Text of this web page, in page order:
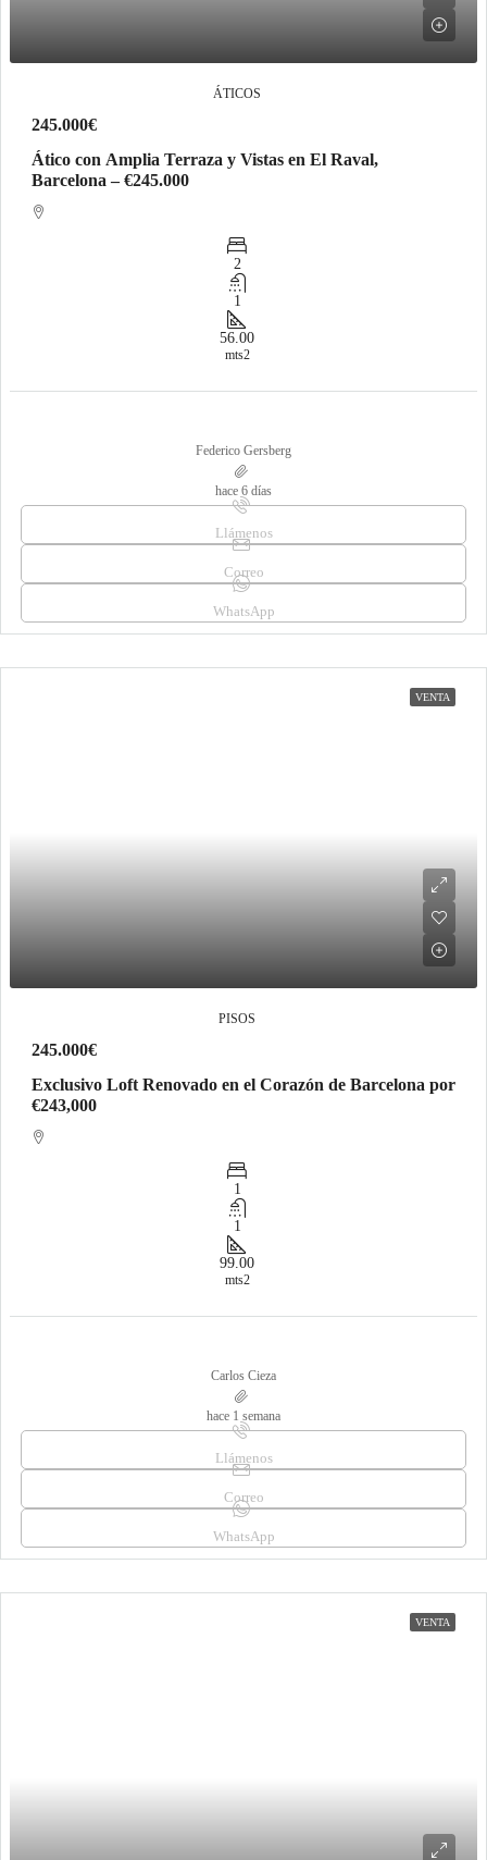
ÁTICOS
245.000€
Ático con Amplia Terraza y Vistas en El Raval,
Barcelona – €245.000
2
1
56.00
mts2
Federico Gersberg
hace 6 días
Llámenos
Correo
WhatsApp
VENTA
PISOS
245.000€
Exclusivo Loft Renovado en el Corazón de Barcelona por
€243,000
1
1
99.00
mts2
Carlos Cieza
hace 1 semana
Llámenos
Correo
WhatsApp
VENTA